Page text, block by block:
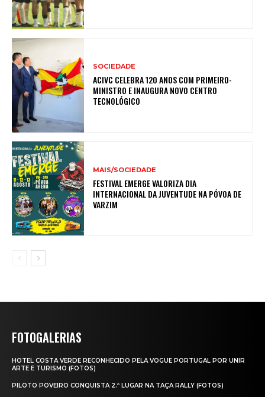
SOCIEDADE
ACIVC CELEBRA 120 ANOS COM PRIMEIRO-
MINISTRO E INAUGURA NOVO CENTRO
TECNOLÓGICO
MAIS/SOCIEDADE
FESTIVAL EMERGE VALORIZA DIA
INTERNACIONAL DA JUVENTUDE NA PÓVOA DE
VARZIM
FOTOGALERIAS
HOTEL COSTA VERDE RECONHECIDO PELA VOGUE PORTUGAL POR UNIR
ARTE E TURISMO (FOTOS)
PILOTO POVEIRO CONQUISTA 2.º LUGAR NA TAÇA RALLY (FOTOS)